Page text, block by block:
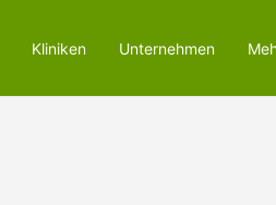
Kliniken Unternehmen